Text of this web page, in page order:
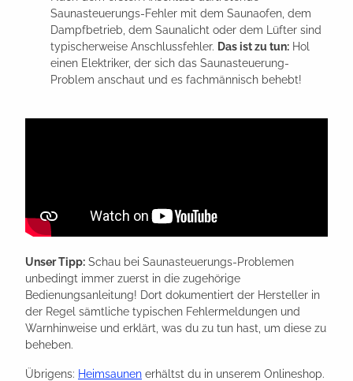
Saunasteuerungs-Fehler mit dem Saunaofen, dem
Dampfbetrieb, dem Saunalicht oder dem Lüfter sind
typischerweise Anschlussfehler. Das ist zu tun: Hol
einen Elektriker, der sich das Saunasteuerung-
Problem anschaut und es fachmännisch behebt!
Unser Tipp: Schau bei Saunasteuerungs-Problemen
unbedingt immer zuerst in die zugehörige
Bedienungsanleitung! Dort dokumentiert der Hersteller in
der Regel sämtliche typischen Fehlermeldungen und
Warnhinweise und erklärt, was du zu tun hast, um diese zu
beheben.
Übrigens: Heimsaunen erhältst du in unserem Onlineshop.